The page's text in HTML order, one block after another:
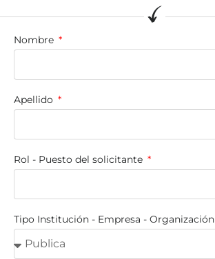
Nombre
Apellido
Rol - Puesto del solicitante
Tipo Institución - Empresa - Organización